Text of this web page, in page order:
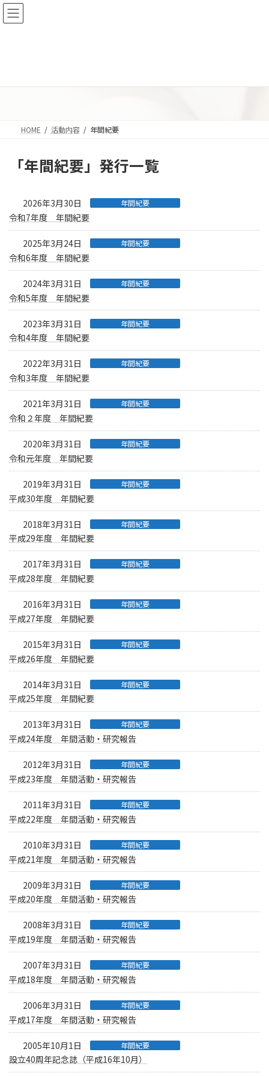
コ
ン
キ
ナ
ビ
に
HOME 活動内容 年間紀要
「年間紀要」発行一覧
2026年3月30日 年間紀要
令和7年度 年間紀要
2025年3月24日 年間紀要
令和6年度 年間紀要
2024年3月31日 年間紀要
令和5年度 年間紀要
2023年3月31日 年間紀要
令和4年度 年間紀要
2022年3月31日 年間紀要
令和3年度 年間紀要
2021年3月31日 年間紀要
令和２年度 年間紀要
2020年3月31日 年間紀要
令和元年度 年間紀要
2019年3月31日 年間紀要
平成30年度 年間紀要
2018年3月31日 年間紀要
平成29年度 年間紀要
2017年3月31日 年間紀要
平成28年度 年間紀要
2016年3月31日 年間紀要
平成27年度 年間紀要
2015年3月31日 年間紀要
平成26年度 年間紀要
2014年3月31日 年間紀要
平成25年度 年間紀要
2013年3月31日 年間紀要
平成24年度 年間活動・研究報告
2012年3月31日 年間紀要
平成23年度 年間活動・研究報告
2011年3月31日 年間紀要
平成22年度 年間活動・研究報告
2010年3月31日 年間紀要
平成21年度 年間活動・研究報告
2009年3月31日 年間紀要
平成20年度 年間活動・研究報告
2008年3月31日 年間紀要
平成19年度 年間活動・研究報告
2007年3月31日 年間紀要
平成18年度 年間活動・研究報告
2006年3月31日 年間紀要
平成17年度 年間活動・研究報告
2005年10月1日 年間紀要
設立40周年記念誌（平成16年10月）